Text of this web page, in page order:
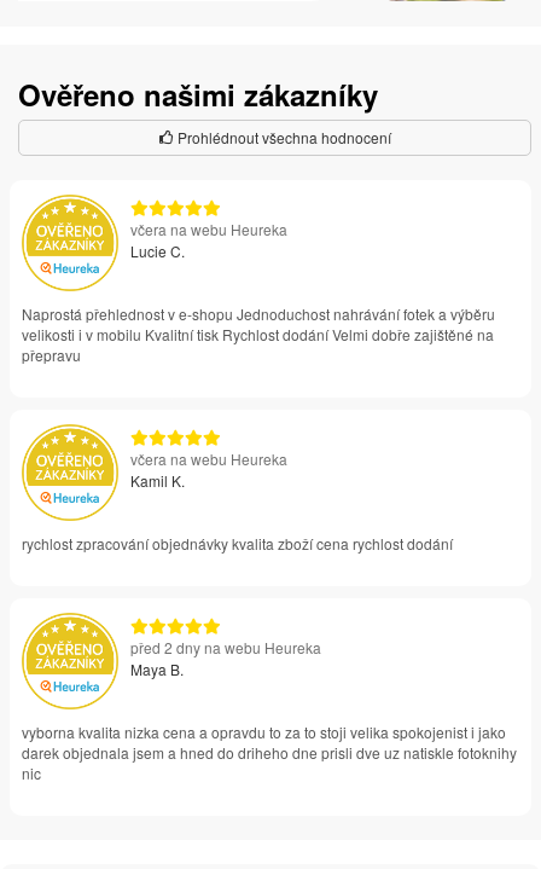
Ověřeno našimi zákazníky
Prohlédnout všechna hodnocení
včera na webu Heureka
Lucie C.
Naprostá přehlednost v e-shopu Jednoduchost nahrávání fotek a výběru
velikosti i v mobilu Kvalitní tisk Rychlost dodání Velmi dobře zajištěné na
přepravu
včera na webu Heureka
Kamil K.
rychlost zpracování objednávky kvalita zboží cena rychlost dodání
před 2 dny na webu Heureka
Maya B.
vyborna kvalita nizka cena a opravdu to za to stoji velika spokojenist i jako
darek objednala jsem a hned do driheho dne prisli dve uz natiskle fotoknihy
nic